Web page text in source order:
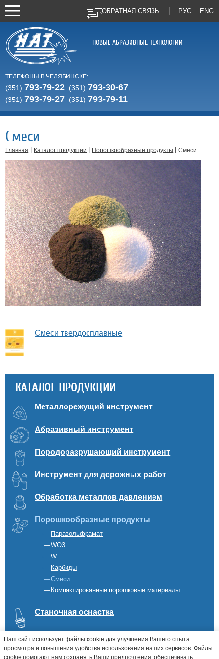
Наш сайт использует файлы cookie для улучшения Вашего опыта
просмотра и повышения удобства использования наших сервисов. Файлы
cookie помогают нам сохранять Ваши предпочтения, обеспечивать
РУС ENG
ОБРАТНАЯ СВЯЗЬ
НОВЫЕ АБРАЗИВНЫЕ ТЕХНОЛОГИИ
ТЕЛЕФОНЫ В ЧЕЛЯБИНСКЕ:
(351) 793-79-22
(351) 793-79-27
(351) 793-30-67
(351) 793-79-11
Смеси
Главная Каталог продукции Порошкообразные продукты |Смеси
Смеси твердосплавные
КАТАЛОГ ПРОДУКЦИИ
Металлорежущий инструмент
Абразивный инструмент
Породоразрушающий инструмент
Инструмент для дорожных работ
Обработка металлов давлением
Порошкообразные продукты
Паравольфрамат
WO3
W
Карбиды
Смеси
Компактированные порошковые материалы
Станочная оснастка